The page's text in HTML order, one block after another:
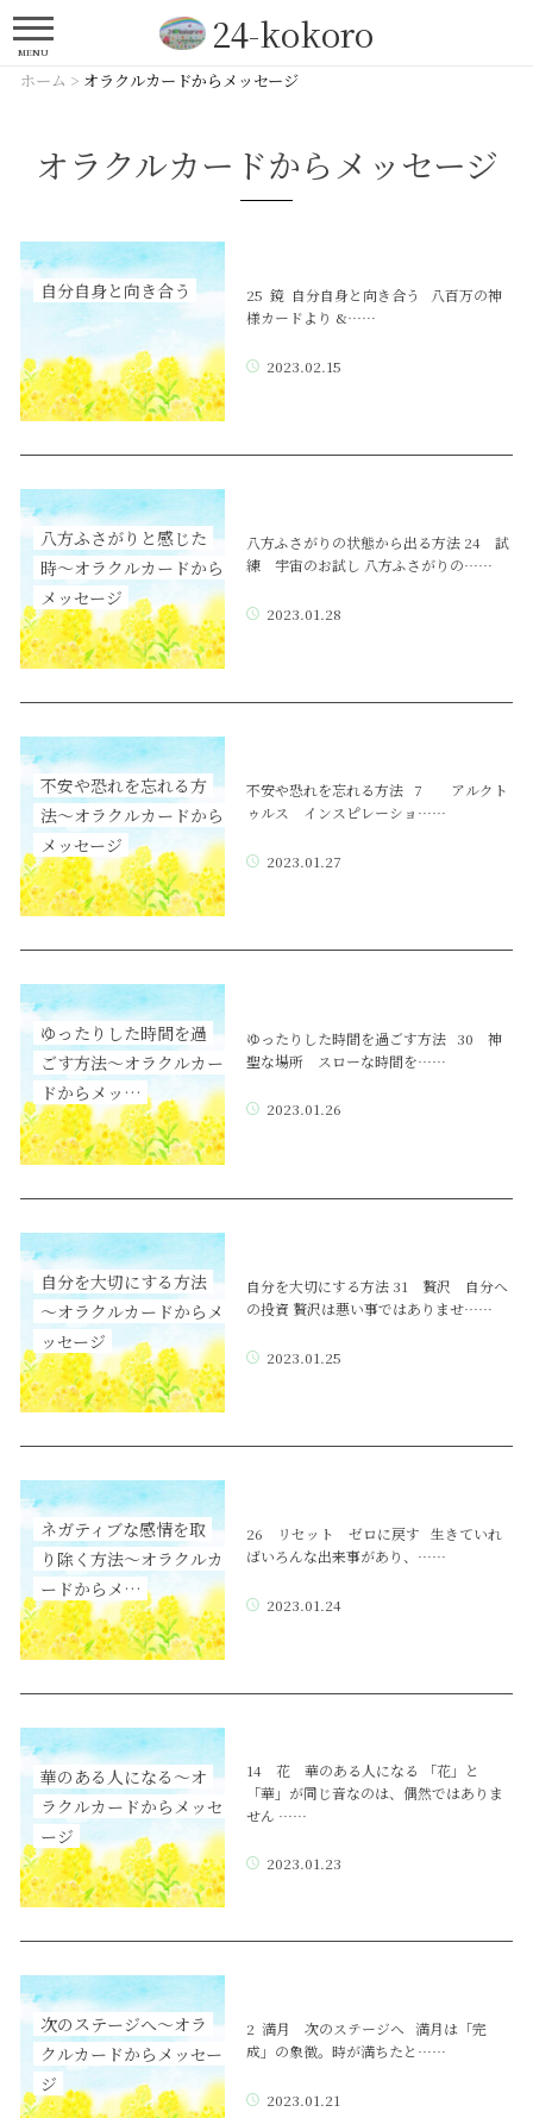
24-kokoro
MENU
ホーム > オラクルカードからメッセージ
オラクルカードからメッセージ
自分自身と向き合う
25 鏡 自分自身と向き合う 八百万の神
様カードより &……
2023.02.15
八方ふさがりと感じた
時～オラクルカードから
メッセージ
八方ふさがりの状態から出る方法 24 試
練 宇宙のお試し 八方ふさがりの……
2023.01.28
不安や恐れを忘れる方
法～オラクルカードから
メッセージ
不安や恐れを忘れる方法 7 アルクト
ゥルス インスピレーショ……
2023.01.27
ゆったりした時間を過
ごす方法～オラクルカー
ドからメッ…
ゆったりした時間を過ごす方法 30 神
聖な場所 スローな時間を……
2023.01.26
自分を大切にする方法
～オラクルカードからメ
ッセージ
自分を大切にする方法 31 贅沢 自分へ
の投資 贅沢は悪い事ではありませ……
2023.01.25
ネガティブな感情を取
り除く方法～オラクルカ
ードからメ…
26 リセット ゼロに戻す 生きていれ
ばいろんな出来事があり、……
2023.01.24
華のある人になる～オ
ラクルカードからメッセ
ージ
14 花 華のある人になる 「花」と
「華」が同じ音なのは、偶然ではありま
せん ……
2023.01.23
次のステージへ～オラ
クルカードからメッセー
ジ
2 満月 次のステージへ 満月は「完
成」の象徴。時が満ちたと……
2023.01.21